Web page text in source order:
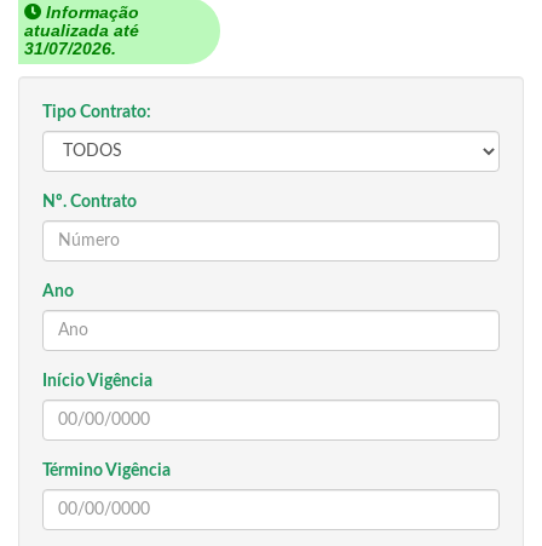
Informação
atualizada até
31/07/2026.
Tipo Contrato:
Nº. Contrato
Ano
Início Vigência
Término Vigência